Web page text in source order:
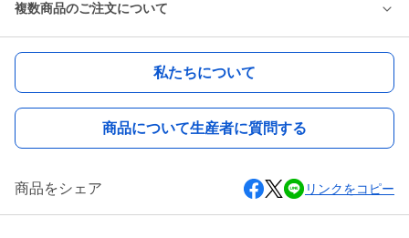
複数商品のご注文について
私たちについて
商品について生産者に質問する
商品をシェア リンクをコピー